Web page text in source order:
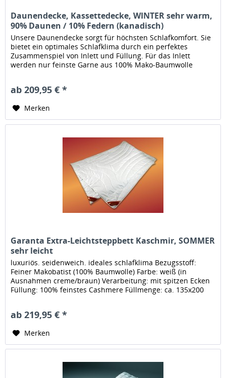
Daunendecke, Kassettedecke, WINTER sehr warm,
90% Daunen / 10% Federn (kanadisch)
Unsere Daunendecke sorgt für höchsten Schlafkomfort. Sie
bietet ein optimales Schlafklima durch ein perfektes
Zusammenspiel von Inlett und Füllung. Für das Inlett
werden nur feinste Garne aus 100% Mako-Baumwolle
ab 209,95 € *
Merken
Garanta Extra-Leichtsteppbett Kaschmir, SOMMER
sehr leicht
luxuriös. seidenweich. ideales schlafklima Bezugsstoff:
Feiner Makobatist (100% Baumwolle) Farbe: weiß (in
Ausnahmen creme/braun) Verarbeitung: mit spitzen Ecken
Füllung: 100% feinstes Cashmere Füllmenge: ca. 135x200
ab 219,95 € *
Merken